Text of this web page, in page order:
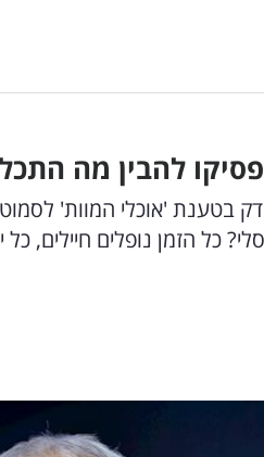
צודק בטענת 'אוכלי המוות'
כל הזמן נופלים חיילים,